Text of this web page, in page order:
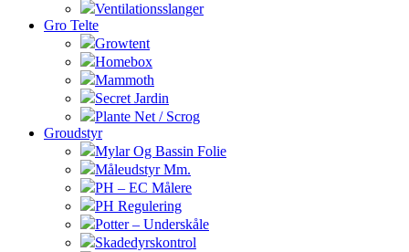
Ventilationsslanger
Gro Telte
Growtent
Homebox
Mammoth
Secret Jardin
Plante Net / Scrog
Groudstyr
Mylar Og Bassin Folie
Måleudstyr Mm.
PH – EC Målere
PH Regulering
Potter – Underskåle
Skadedyrskontrol